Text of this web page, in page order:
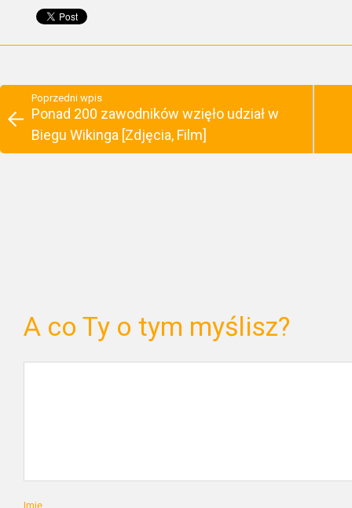
Poprzedni wpis
Ponad 200 zawodników wzięło udział w
Biegu Wikinga [Zdjęcia, Film]
A co Ty o tym myślisz?
Imię